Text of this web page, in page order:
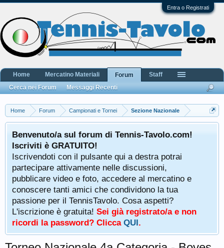
Entra o Registrati
Home Forum Campionati e Tornei Sezione Nazionale
Benvenuto/a sul forum di Tennis-Tavolo.com!
Iscriviti è GRATUITO!
Iscrivendoti con il pulsante qui a destra potrai
partecipare attivamente nelle discussioni,
pubblicare video e foto, accedere al mercatino e
conoscere tanti amici che condividono la tua
passione per il TennisTavolo. Cosa aspetti?
L'iscrizione è gratuita! Sei già registrato/a e non
ricordi la password? Clicca QUI.
Home Mercatino Materiali
Forum
Cerca nei Forum
Messaggi Recenti
Staff